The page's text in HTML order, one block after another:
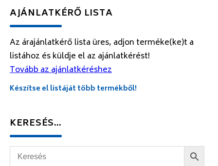
AJÁNLATKÉRŐ LISTA
Az árajánlatkérő lista üres, adjon terméke(ke)t a
listához és küldje el az ajánlatkérést!
Tovább az ajánlatkéréshez
Készítse el listáját több termékből!
KERESÉS…